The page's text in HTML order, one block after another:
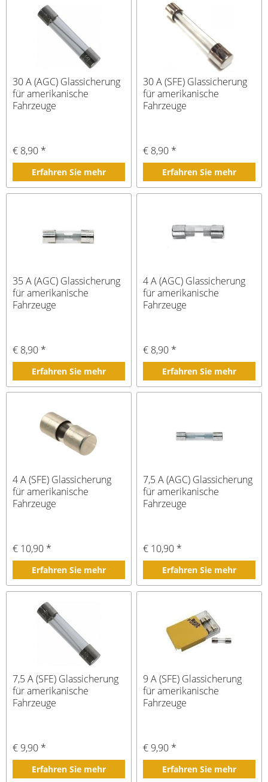
30 A (AGC) Glassicherung
für amerikanische
Fahrzeuge
€ 8,90 *
Erfahren Sie mehr
30 A (SFE) Glassicherung
für amerikanische
Fahrzeuge
€ 8,90 *
Erfahren Sie mehr
35 A (AGC) Glassicherung
für amerikanische
Fahrzeuge
€ 8,90 *
Erfahren Sie mehr
4 A (AGC) Glassicherung
für amerikanische
Fahrzeuge
€ 8,90 *
Erfahren Sie mehr
4 A (SFE) Glassicherung
für amerikanische
Fahrzeuge
€ 10,90 *
Erfahren Sie mehr
7,5 A (AGC) Glassicherung
für amerikanische
Fahrzeuge
€ 10,90 *
Erfahren Sie mehr
7,5 A (SFE) Glassicherung
für amerikanische
Fahrzeuge
€ 9,90 *
Erfahren Sie mehr
9 A (SFE) Glassicherung
für amerikanische
Fahrzeuge
€ 9,90 *
Erfahren Sie mehr